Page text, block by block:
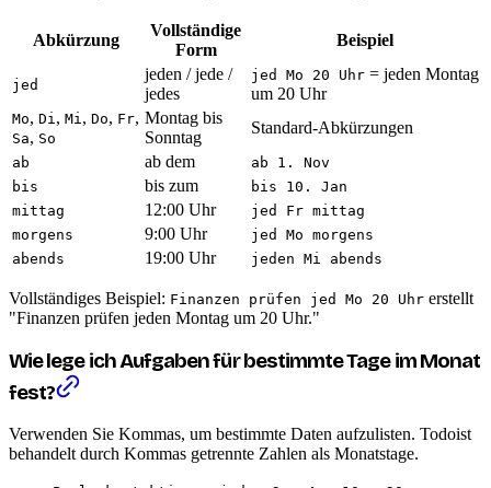
Abkürzung
Vollständige
Form
Beispiel
jed
jeden / jede /
jedes
jed Mo 20 Uhr = jeden Montag
um 20 Uhr
Mo, Di , Mi , Do, Fr,
Sa, So
Montag bis
Sonntag
Standard-Abkürzungen
ab ab dem
ab 1. Nov
bis
bis zum
bis 10. Jan
mittag
12:00 Uhr
jed Fr mittag
morgens
9:00 Uhr
jed Mo morgens
abends
19:00 Uhr jeden Mi abends
Vollständiges Beispiel: Finanzen prüfen jed Mo 20 Uhr erstellt
"Finanzen prüfen jeden Montag um 20 Uhr."
Wie lege ich Aufgaben für bestimmte Tage im Monat
fest?
Verwenden Sie Kommas, um bestimmte Daten aufzulisten. Todoist
behandelt durch Kommas getrennte Zahlen als Monatstage.